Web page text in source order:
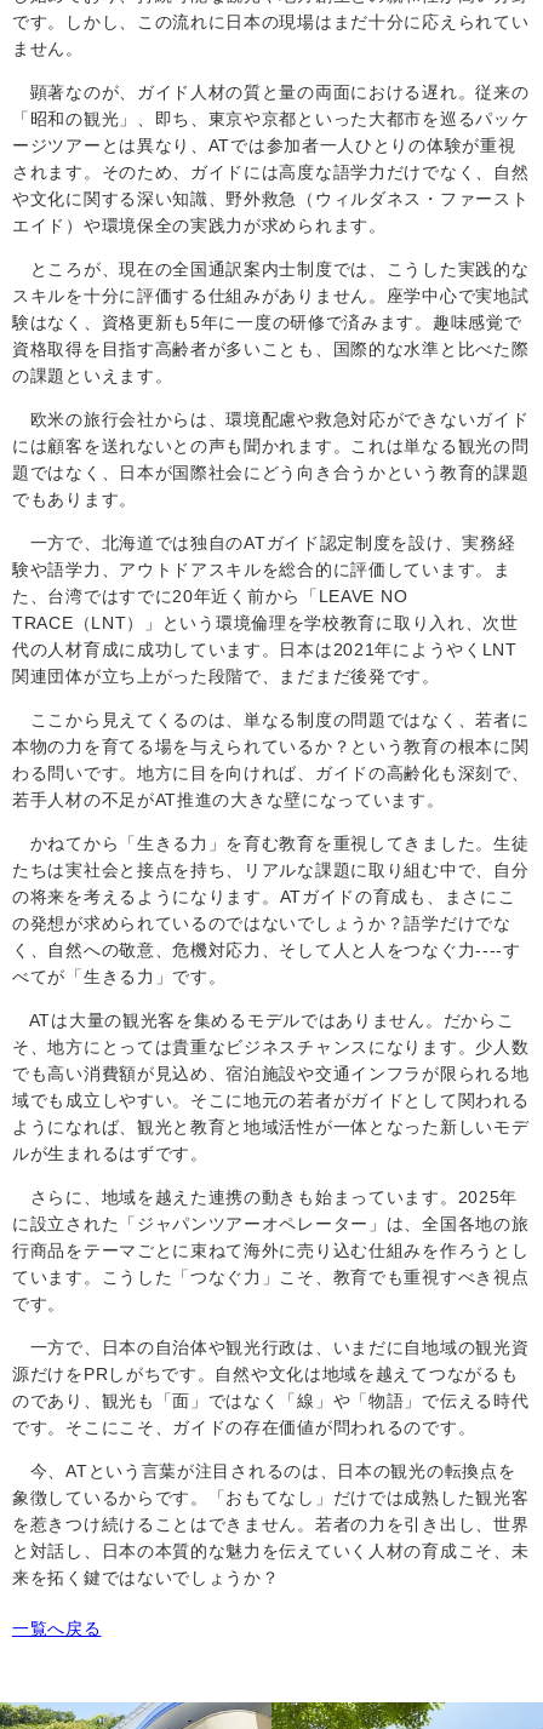
です。しかし、この流れに日本の現場はまだ十分に応えられてい
ません。
顕著なのが、ガイド人材の質と量の両面における遅れ。従来の
「昭和の観光」、即ち、東京や京都といった大都市を巡るパッケ
ージツアーとは異なり、 ATでは参加者一人ひとりの体験が重視
されます。そのため、ガイドには高度な語学力だけでなく、自然
や文化に関する深い知識、野外救急（ウィルダネス・ファースト
エイド）や環境保全の実践力が求められます。
ところが、現在の全国通訳案内士制度では、こうした実践的な
スキルを十分に評価する仕組みがありません。座学中心で実地試
験はなく、資格更新も5年に一度の研修で済みます。趣味感覚で
資格取得を目指す高齢者が多いことも、国際的な水準と比べた際
の課題といえます。
欧米の旅行会社からは、環境配慮や救急対応ができないガイド
には顧客を送れないとの声も聞かれます。これは単なる観光の問
題ではなく、日本が国際社会にどう向き合うかという教育的課題
でもあります。
一方で、北海道では独自のATガイド認定制度を設け、実務経
験や語学力、アウトドアスキルを総合的に評価しています。ま
た、台湾ではすでに20年近く前から「 LEAVE NO
TRACE （LNT）」という環境倫理を学校教育に取り入れ、次世
代の人材育成に成功しています。日本は2021年にようやく LNT
関連団体が立ち上がった段階で、まだまだ後発です。
ここから見えてくるのは、単なる制度の問題ではなく、若者に
本物の力を育てる場を与えられているか？という教育の根本に関
わる問いです。地方に目を向ければ、ガイドの高齢化も深刻で、
若手人材の不足がAT推進の大きな壁になっています。
かねてから「生きる力」を育む教育を重視してきました。生徒
たちは実社会と接点を持ち、リアルな課題に取り組む中で、自分
の将来を考えるようになります。 ATガイドの育成も、まさにこ
の発想が求められているのではないでしょうか？語学だけでな
く、自然への敬意、危機対応力、そして人と人をつなぐ力----す
べてが「生きる力」です。
ATは大量の観光客を集めるモデルではありません。だからこ
そ、地方にとっては貴重なビジネスチャンスになります。少人数
でも高い消費額が見込め、宿泊施設や交通インフラが限られる地
域でも成立しやすい。そこに地元の若者がガイドとして関われる
ようになれば、観光と教育と地域活性が一体となった新しいモデ
ルが生まれるはずです。
さらに、地域を越えた連携の動きも始まっています。 2025年
に設立された「ジャパンツアーオペレーター」は、全国各地の旅
行商品をテーマごとに束ねて海外に売り込む仕組みを作ろうとし
ています。こうした「つなぐ力」こそ、教育でも重視すべき視点
です。
一方で、日本の自治体や観光行政は、いまだに自地域の観光資
源だけをPR しがちです。自然や文化は地域を越えてつながるも
のであり、観光も「面」ではなく「線」や「物語」で伝える時代
です。そこにこそ、ガイドの存在価値が問われるのです。
今、ATという言葉が注目されるのは、日本の観光の転換点を
象徴しているからです。「おもてなし」だけでは成熟した観光客
を惹きつけ続けることはできません。若者の力を引き出し、世界
と対話し、日本の本質的な魅力を伝えていく人材の育成こそ、未
来を拓く鍵ではないでしょうか？
一覧へ戻る